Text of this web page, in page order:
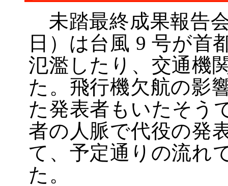
未踏最終成果報告
日）は台風 9 号が首
氾濫したり、交通機
た。飛行機欠航の影
た発表者もいたそう
者の人脈で代役の発
て、予定通りの流れ
た。